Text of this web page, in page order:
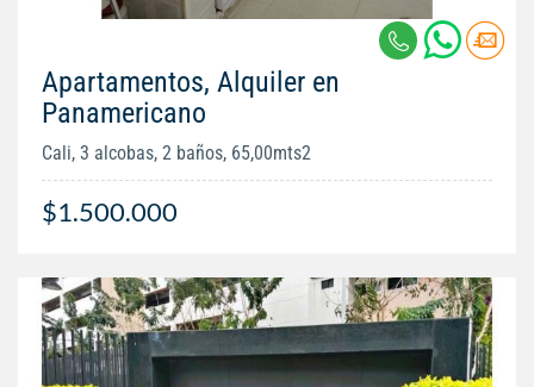
Apartamentos, Alquiler en
Panamericano
Cali, 3 alcobas, 2 baños, 65,00mts2
$1.500.000